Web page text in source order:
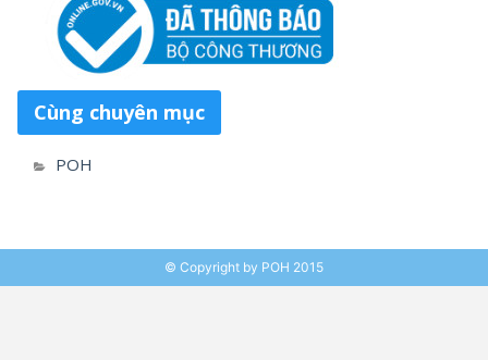
Cùng chuyên mục
POH
© Copyright by POH 2015